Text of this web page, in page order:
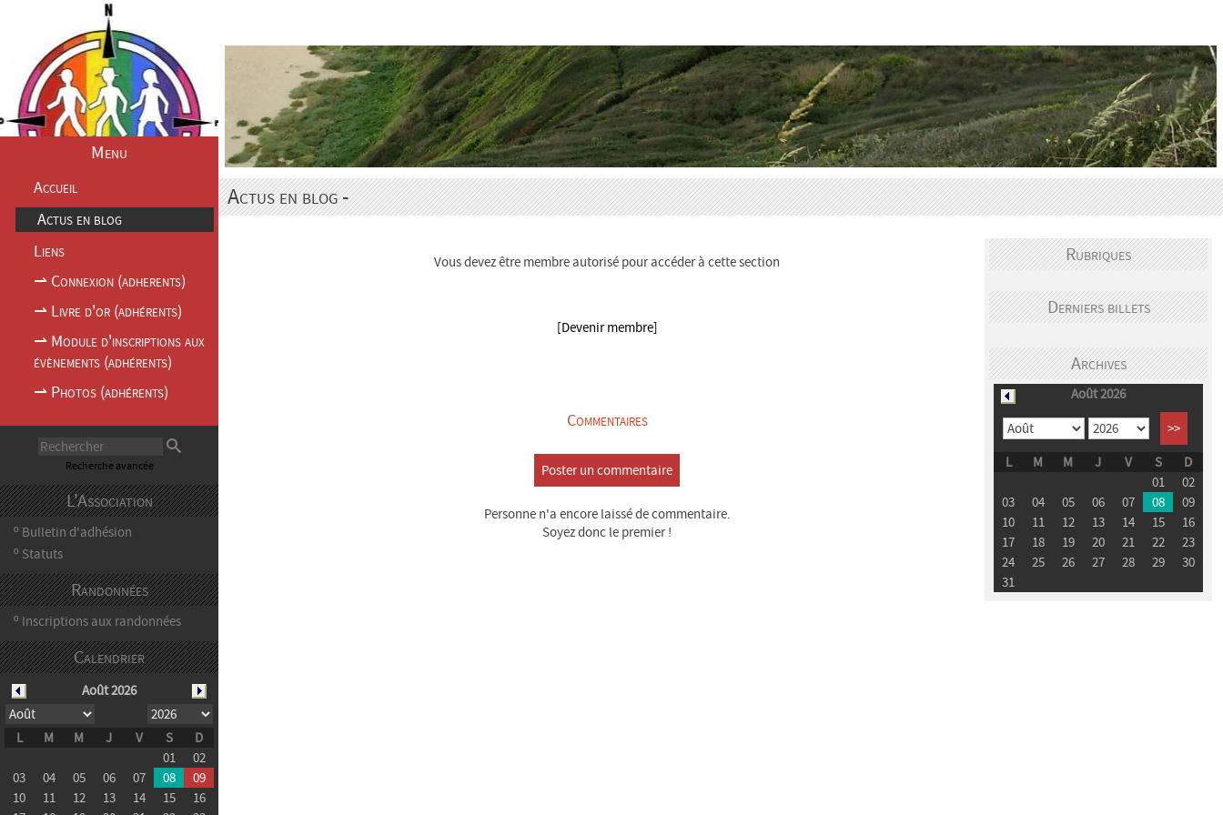
Actus en blog
⇀ Photos (adhérents)
Menu
Accueil
Actus en blog
Liens
⇀ Connexion (adherents)
⇀ Livre d'or (adhérents)
⇀ Module d'inscriptions aux
évènements (adhérents)
⇀ Photos (adhérents)
Recherche avancée
L'Association
º Bulletin d'adhésion
º Statuts
Randonnées
º Inscriptions aux randonnées
Calendrier
Actus en blog -
Vous devez être membre autorisé pour accéder à cette section
[Devenir membre]
Commentaires
Poster un commentaire
Personne n'a encore laissé de commentaire.
Soyez donc le premier !
Rubriques
Derniers billets
Archives
Août 2026
>>
L
M M J V S
D
01
02
03
04 05 06 07 08
09
10
11 12 13 14 15
16
17
18 19 20 21 22
23
24
25 26 27 28 29
30
31